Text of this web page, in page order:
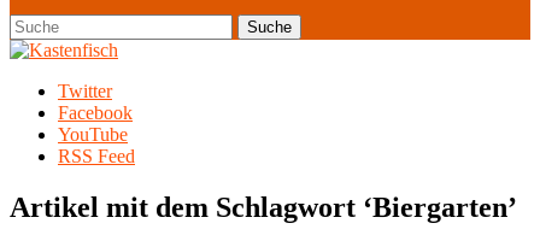
Twitter
Facebook
YouTube
RSS Feed
Artikel mit dem Schlagwort ‘Biergarten’